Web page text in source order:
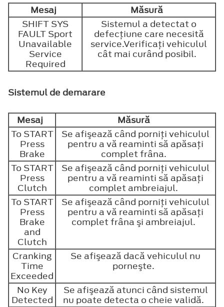
Mesaj
Măsură
SHIFT SYS
FAULT Sport
Unavailable
Service
Required
Sistemul a detectat o
defecţiune care necesită
service.Verificaţi vehiculul
cât mai curând posibil.
Sistemul de demarare
Mesaj
Măsură
To START
Press
Brake
Se afişează când porniţi vehiculul
pentru a vă reaminti să apăsaţi
complet frâna.
To START
Press
Clutch
Se afişează când porniţi vehiculul
pentru a vă reaminti să apăsaţi
complet ambreiajul.
To START
Press
Brake
and
Clutch
Se afişează când porniţi vehiculul
pentru a vă reaminti să apăsaţi
complet frâna şi ambreiajul.
Cranking
Time
Exceeded
Se afişează dacă vehiculul nu
porneşte.
No Key
Detected
Se afişează atunci când sistemul
nu poate detecta o cheie validă.